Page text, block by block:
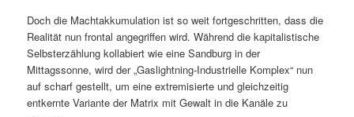
Doch die Machtakkumulation ist so weit fortgeschritten, dass die
Realität nun frontal angegriffen wird. Während die kapitalistische
Selbsterzählung kollabiert wie eine Sandburg in der
Mittagssonne, wird der „Gaslightning-Industrielle Komplex“ nun
auf scharf gestellt, um eine extremisierte und gleichzeitig
entkernte Variante der Matrix mit Gewalt in die Kanäle zu